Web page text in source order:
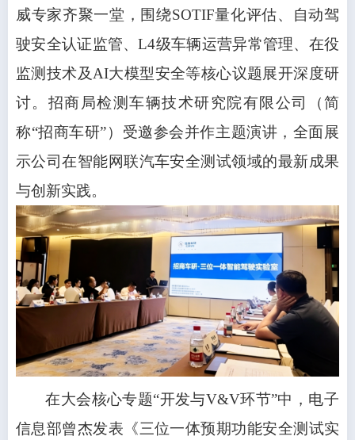
威专家齐聚一堂，围绕SOTIF量化评估、自动驾
驶安全认证监管、L4级车辆运营异常管理、在役
监测技术及AI大模型安全等核心议题展开深度研
讨。招商局检测车辆技术研究院有限公司（简
称“招商车研”）受邀参会并作主题演讲，全面展
示公司在智能网联汽车安全测试领域的最新成果
与创新实践。
在大会核心专题“开发与V&V环节”中，电子
信息部曾杰发表《三位一体预期功能安全测试实